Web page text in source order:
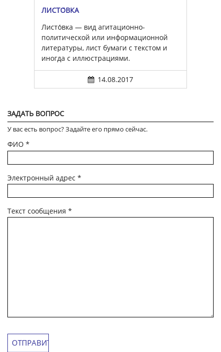
ЛИСТО́ВКА
Листо́вка — вид агитационно-
политической или информационной
литературы, лист бумаги с текстом и
иногда с иллюстрациями.
14.08.2017
ЗАДАТЬ ВОПРОС
У вас есть вопрос? Задайте его прямо сейчас.
ФИО *
Электронный адрес *
Текст сообщения *